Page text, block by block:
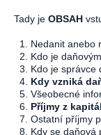
Tady je OBSAH
1. Nedanit anebo
2. Kdo je
3. Kdo je správce
4. Kdy vzniká
5. Všeobecné
6. Příjmy z
7. Ostatní příjmy
8. Kdy se daňová